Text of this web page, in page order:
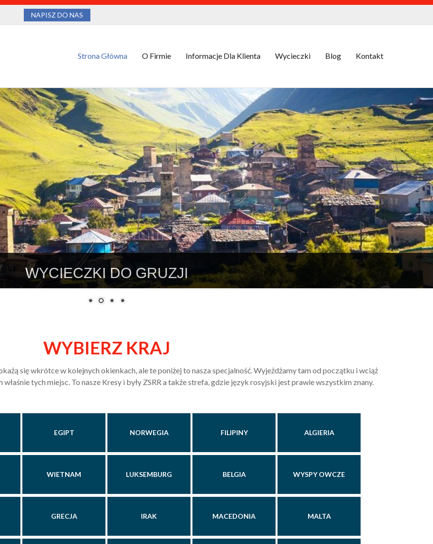
NAPISZ DO NAS
Strona Główna O Firmie Informacje Dla Klienta Wycieczki Blog Kontakt
WYCIECZKI DO WILNA 2026
WYBIERZ KRAJ
się wkrótce w kolejnych okienkach, ale te poniżej to nasza specjalność. Wyjeżdżamy tam od początku i wciąż
tych miejsc. To nasze Kresy i były ZSRR a także strefa, gdzie język rosyjski jest prawie wszystkim znany.
EGIPT NORWEGIA FILIPINY ALGIERIA
WIETNAM LUKSEMBURG BELGIA WYSPY OWCZE
GRECJA IRAK MACEDONIA MALTA